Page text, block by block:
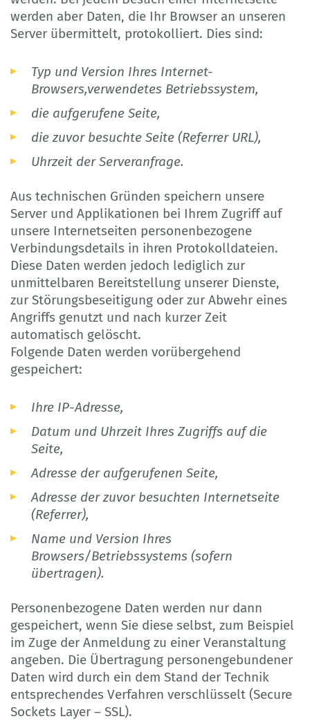
werden aber Daten, die Ihr Browser an unseren
Server übermittelt, protokolliert. Dies sind:
Typ und Version Ihres Internet-
Browsers,verwendetes Betriebssystem,
die aufgerufene Seite,
die zuvor besuchte Seite (Referrer URL),
Uhrzeit der Serveranfrage.
Aus technischen Gründen speichern unsere
Server und Applikationen bei Ihrem Zugriff auf
unsere Internetseiten personenbezogene
Verbindungsdetails in ihren Protokolldateien.
Diese Daten werden jedoch lediglich zur
unmittelbaren Bereitstellung unserer Dienste,
zur Störungsbeseitigung oder zur Abwehr eines
Angriffs genutzt und nach kurzer Zeit
automatisch gelöscht.
Folgende Daten werden vorübergehend
gespeichert:
Ihre IP-Adresse,
Datum und Uhrzeit Ihres Zugriffs auf die
Seite,
Adresse der aufgerufenen Seite,
Adresse der zuvor besuchten Internetseite
(Referrer),
Name und Version Ihres
Browsers/Betriebssystems (sofern
übertragen).
Personenbezogene Daten werden nur dann
gespeichert, wenn Sie diese selbst, zum Beispiel
im Zuge der Anmeldung zu einer Veranstaltung
angeben. Die Übertragung personengebundener
Daten wird durch ein dem Stand der Technik
entsprechendes Verfahren verschlüsselt (Secure
Sockets Layer – SSL).